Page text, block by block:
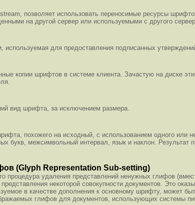
позволяет использовать переносимые ресурсы
на другой сервер или используемыми с другого
используемая для предоставления подписанных
копии шрифтов в системе клиента. Зачастую на диске
вид шрифта, за исключением размера.
похожего на исходный, с использованием одного или
букв, межсимвольный интервал, язык и наклон.
(Glyph Representation Sub-setting)
процедура удаления представлений ненужных глифов
некоторой совокупности документов. Это
в качестве дополнения к основному шрифту, может
глифов для документов, использующих системы